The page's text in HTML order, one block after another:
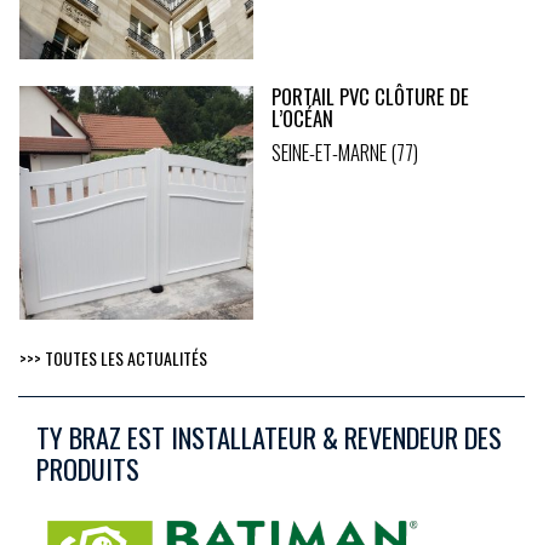
PORTAIL PVC CLÔTURE DE
L’OCÉAN
SEINE-ET-MARNE (77)
>>> TOUTES LES ACTUALITÉS
TY BRAZ EST INSTALLATEUR & REVENDEUR DES
PRODUITS